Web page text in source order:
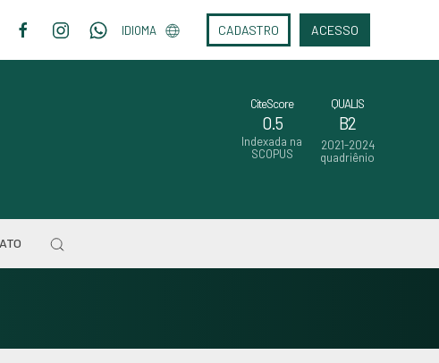
IDIOMA CADASTRO ACESSO
CiteScore
0.5
Indexada na
SCOPUS
QUALIS
B2
2021-2024
quadriênio